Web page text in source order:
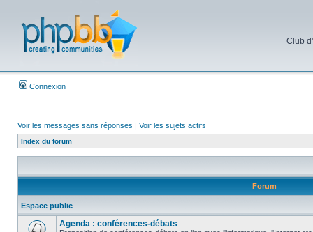
Club
Connexion
Voir les messages sans réponses | Voir les sujets actifs
Index du forum
Forum
Espace public
Agenda : conférences-débats